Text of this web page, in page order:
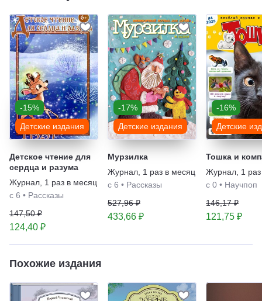
-15%
Детские издания
Детское чтение для
сердца и разума
Журнал 1 раз в месяц
с 6 • Рассказы
147,50 ₽
124,40 ₽
-17%
Детские издания
Мурзилка
Журнал 1 раз в месяц
с 6 • Рассказы
527,96 ₽
433,66 ₽
-16%
Детские
Тошка и
Журнал 1
с 0 • Научпоп
146,17 ₽
121,75 ₽
Похожие издания